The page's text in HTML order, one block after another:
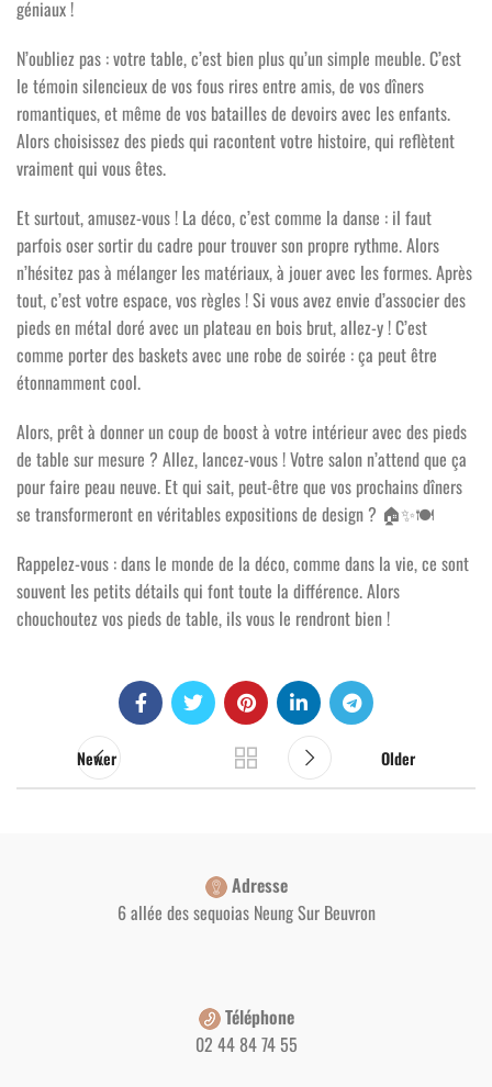
géniaux !
N’oubliez pas : votre table, c’est bien plus qu’un simple meuble. C’est
le témoin silencieux de vos fous rires entre amis, de vos dîners
romantiques, et même de vos batailles de devoirs avec les enfants.
Alors choisissez des pieds qui racontent votre histoire, qui reflètent
vraiment qui vous êtes.
Et surtout, amusez-vous ! La déco, c’est comme la danse : il faut
parfois oser sortir du cadre pour trouver son propre rythme. Alors
n’hésitez pas à mélanger les matériaux, à jouer avec les formes. Après
tout, c’est votre espace, vos règles ! Si vous avez envie d’associer des
pieds en métal doré avec un plateau en bois brut, allez-y ! C’est
comme porter des baskets avec une robe de soirée : ça peut être
étonnamment cool.
Alors, prêt à donner un coup de boost à votre intérieur avec des pieds
de table sur mesure ? Allez, lancez-vous ! Votre salon n’attend que ça
pour faire peau neuve. Et qui sait, peut-être que vos prochains dîners
se transformeront en véritables expositions de design ? 🏠✨🍽️
Rappelez-vous : dans le monde de la déco, comme dans la vie, ce sont
souvent les petits détails qui font toute la différence. Alors
chouchoutez vos pieds de table, ils vous le rendront bien !
Newer Older
Adresse
6 allée des sequoias Neung Sur Beuvron
Téléphone
02 44 84 74 55